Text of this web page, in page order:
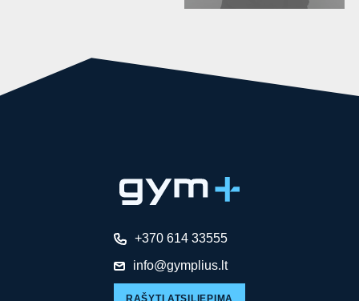
+370 614 33555
info@gymplius.lt
RAŠYTI ATSILIEPIMĄ